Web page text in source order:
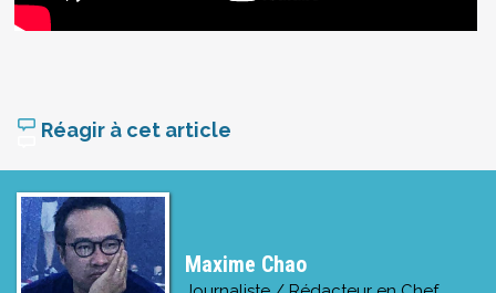
Réagir à cet article
Maxime Chao